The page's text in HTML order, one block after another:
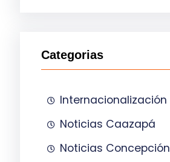
Categorias
Internacionalización
Noticias Caazapá
Noticias Concepción